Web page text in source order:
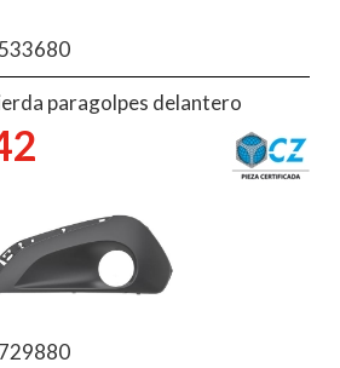
paragolpes delantero